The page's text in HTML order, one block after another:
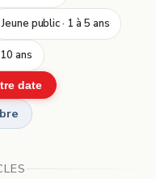
Jeune public · 1 à 5 ans
ans
date